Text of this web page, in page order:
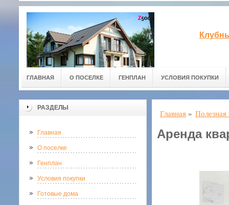
ГЛАВНАЯ О ПОСЕЛКЕ ГЕНПЛАН УСЛОВИЯ ПОКУПКИ
РАЗДЕЛЫ
Главная
О поселке
Генплан
Условия покупки
Готовые дома
Главная »
Аренда